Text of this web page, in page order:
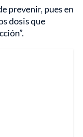
prevenir, pues en
dosis que